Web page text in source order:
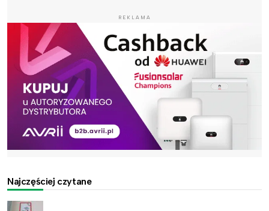
REKLAMA
Najczęściej czytane